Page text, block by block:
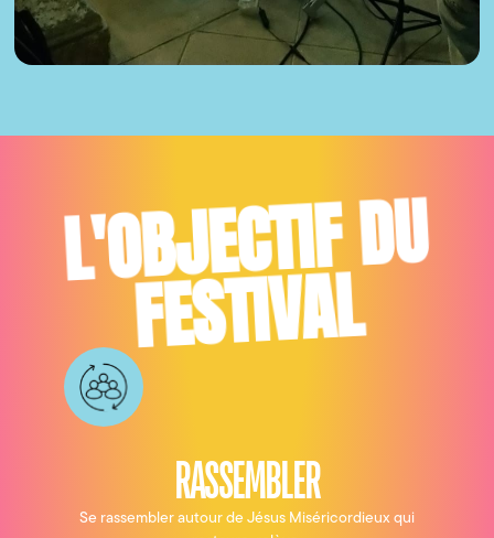
L'OBJECTIF DU
FESTIVAL
RASSEMBLER
Se rassembler autour de Jésus Miséricordieux qui